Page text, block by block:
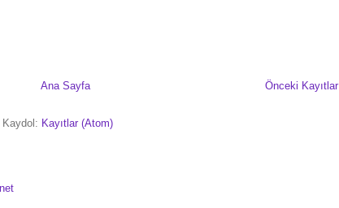
Önceki Kayıtlar
Ana Sayfa
Kaydol: Kayıtlar (Atom)